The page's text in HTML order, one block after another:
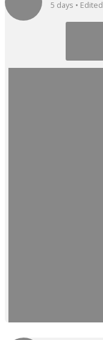
5 days • Edited